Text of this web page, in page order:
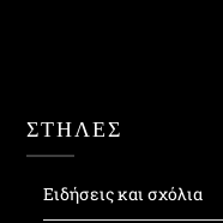
ΣΤΗΛΕΣ
Ειδήσεις και σχόλια